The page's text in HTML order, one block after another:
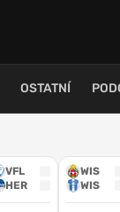
OSTATNÍ
VFL
HER
WIS
WIS